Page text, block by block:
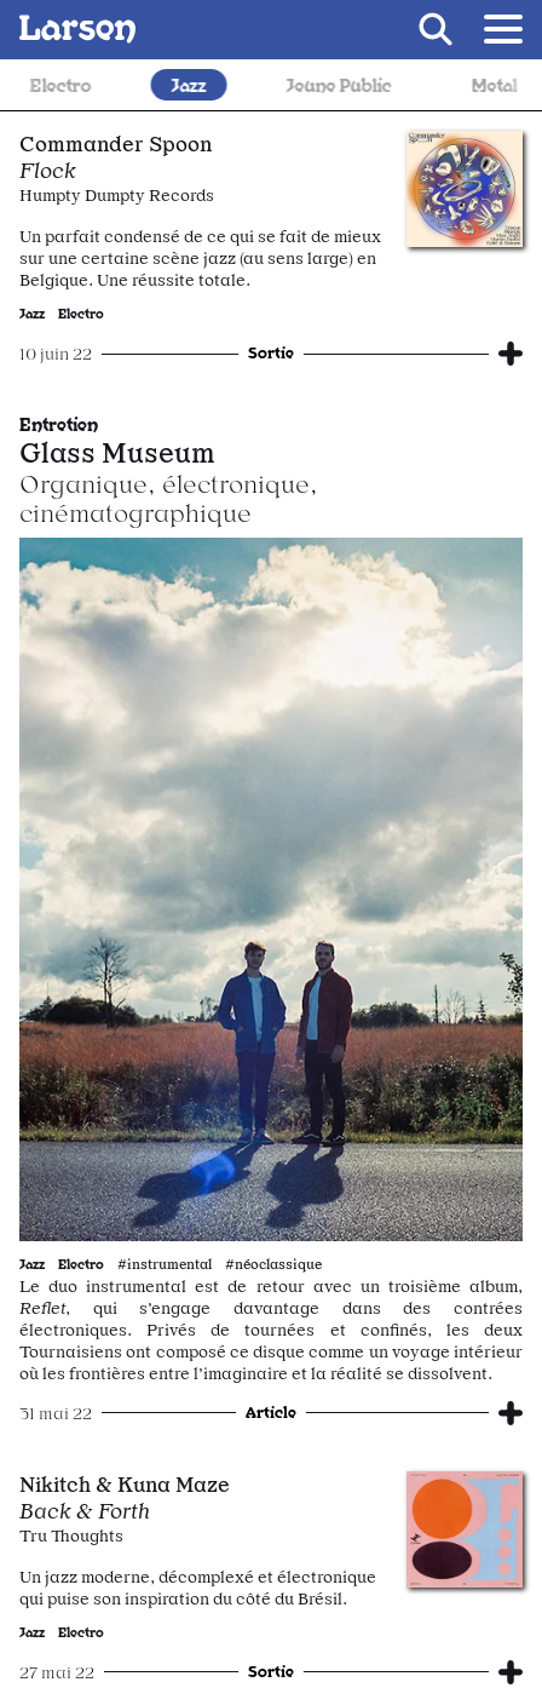
Jeune Public Metal Musique de
Commander Spoon
Flock
Humpty Dumpty Records
Un parfait condensé de ce qui se fait de mieux
sur une certaine scène jazz (au sens large) en
Belgique. Une réussite totale.
Jazz Electro
10 juin 22 Sortie
Entretien
Glass Museum
Organique, électronique,
cinématographique
Jazz Electro #instrumental #néoclassique
Le duo instrumental est de retour avec un troisième album,
Reflet, qui s’engage davantage dans des contrées
électroniques. Privés de tournées et confinés, les deux
Tournaisiens ont composé ce disque comme un voyage intérieur
où les frontières entre l’imaginaire et la réalité se dissolvent.
31 mai 22 Article
Nikitch & Kuna Maze
Back & Forth
Tru Thoughts
Un jazz moderne, décomplexé et électronique
qui puise son inspiration du côté du Brésil.
Jazz Electro
27 mai 22 Sortie